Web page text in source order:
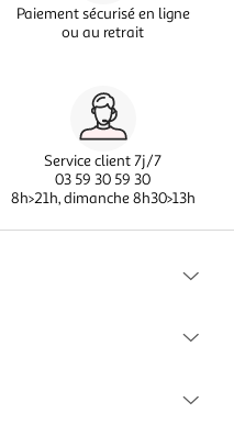
Paiement sécurisé en ligne
ou au retrait
Service client 7j/7
03 59 30 59 30
8h>21h, dimanche 8h30>13h